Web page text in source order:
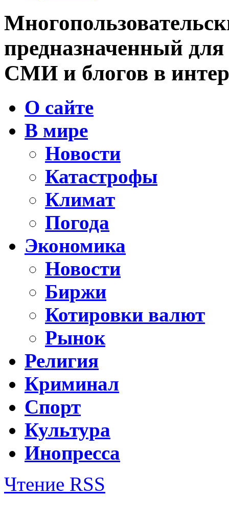
предназначенный
СМИ и блогов в
О сайте
В мире
Новости
Катастрофы
Климат
Погода
Экономика
Новости
Биржи
Котировки валют
Рынок
Религия
Криминал
Спорт
Культура
Инопресса
Чтение RSS